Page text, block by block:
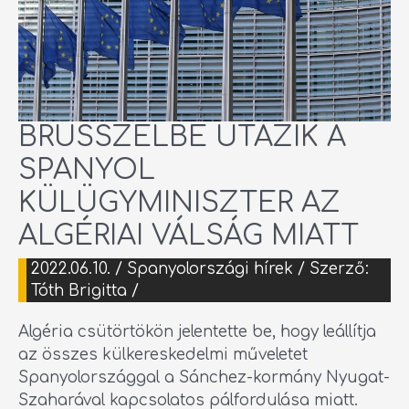
BRÜSSZELBE UTAZIK A
SPANYOL
KÜLÜGYMINISZTER AZ
ALGÉRIAI VÁLSÁG MIATT
2022.06.10. / Spanyolországi hírek / Szerző:
Tóth Brigitta /
Algéria csütörtökön jelentette be, hogy leállítja
az összes külkereskedelmi műveletet
Spanyolországgal a Sánchez-kormány Nyugat-
Szaharával kapcsolatos pálfordulása miatt.